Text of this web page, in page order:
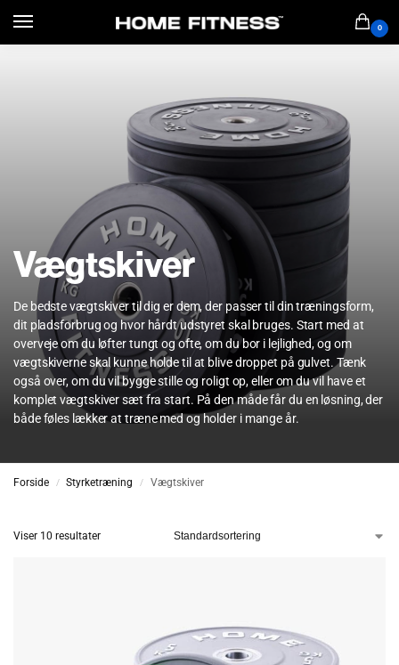
0
Vægtskiver
De bedste vægtskiver til dig er dem, der passer til din træningsform,
dit pladsforbrug og hvor hårdt udstyret skal bruges. Start med at
overveje om du løfter tungt og ofte, om du bor i lejlighed, og om
vægtskiverne skal kunne holde til at blive droppet på gulvet. Tænk
også over, om du vil bygge stille og roligt op, eller om du vil have et
komplet vægtskiver sæt fra start. På den måde får du en løsning, der
både føles lækker at træne med og holder i mange år.
Forside / Styrketræning / Vægtskiver
Viser 10 resultater